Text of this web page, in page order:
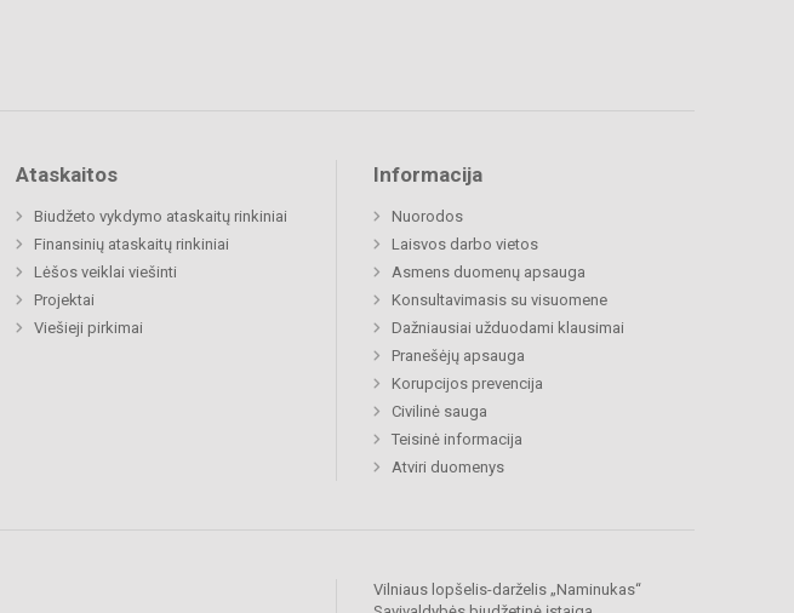
Ataskaitos
Biudžeto vykdymo ataskaitų rinkiniai
Finansinių ataskaitų rinkiniai
Lėšos veiklai viešinti
Projektai
Viešieji pirkimai
Informacija
Nuorodos
Laisvos darbo vietos
Asmens duomenų apsauga
Konsultavimasis su visuomene
Dažniausiai užduodami klausimai
Pranešėjų apsauga
Korupcijos prevencija
Civilinė sauga
Teisinė informacija
Atviri duomenys
Vilniaus lopšelis-darželis „Naminukas“